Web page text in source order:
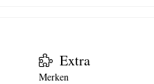
Extra
Merken